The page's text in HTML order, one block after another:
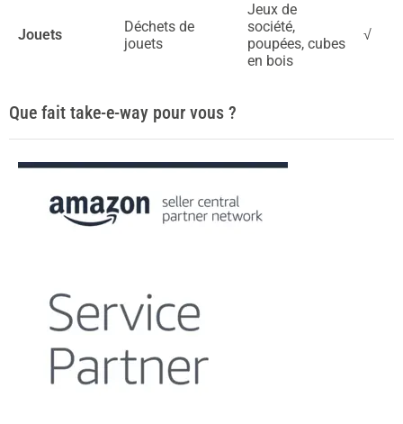
Jouets
Déchets de
jouets
Jeux de
société,
poupées, cubes
en bois
√
Que fait take-e-way pour vous ?